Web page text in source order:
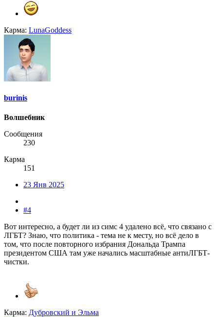
Карма: LunaGoddess
burinis
Волшебник
Сообщения
230
Карма
151
23 Янв 2025
#4
Вот интересно, а будет ли из симс 4 удалено всë, что связано с
ЛГБТ? Знаю, что политика - тема не к месту, но всë дело в
том, что после повторного избрания Дональда Трампа
президентом США там уже начались масштабные антиЛГБТ-
чистки.
Карма: Дубровский и Эльма